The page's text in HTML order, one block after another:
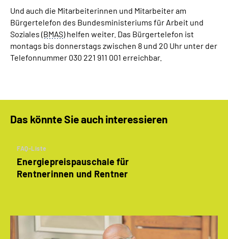
Und auch die Mitarbeiterinnen und Mitarbeiter am
Bürgertelefon des Bundesministeriums für Arbeit und
Soziales (BMAS) helfen weiter. Das Bürgertelefon ist
montags bis donnerstags zwischen 8 und 20 Uhr unter der
Telefonnummer 030 221 911 001 erreichbar.
Das könnte Sie auch interessieren
FAQ-Liste
Energiepreispauschale für
Rentnerinnen und Rentner